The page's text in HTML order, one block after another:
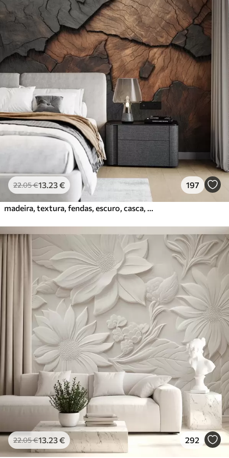
22.05€13 .23€ 197
22.05€13 .23€ 292